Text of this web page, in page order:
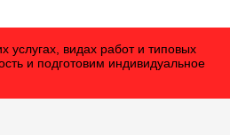
видах работ и типовых
и подготовим индивидуальное